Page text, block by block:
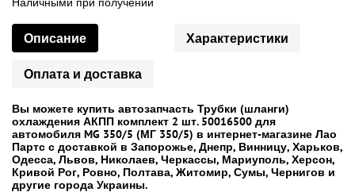
Описание Характеристики
Оплата и доставка
Вы можете купить автозапчасть Трубки (шланги)
охлаждения АКПП комплект 2 шт. 50016500 для
автомобиля MG 350/5 (МГ 350/5) в интернет-магазине Лао
Партс с доставкой в Запорожье, Днепр, Винницу, Харьков,
Одесса, Львов, Николаев, Черкассы, Мариуполь, Херсон,
Кривой Рог, Ровно, Полтава, Житомир, Сумы, Чернигов и
другие города Украины.